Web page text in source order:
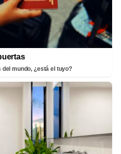
mundo, ¿está el tuyo?